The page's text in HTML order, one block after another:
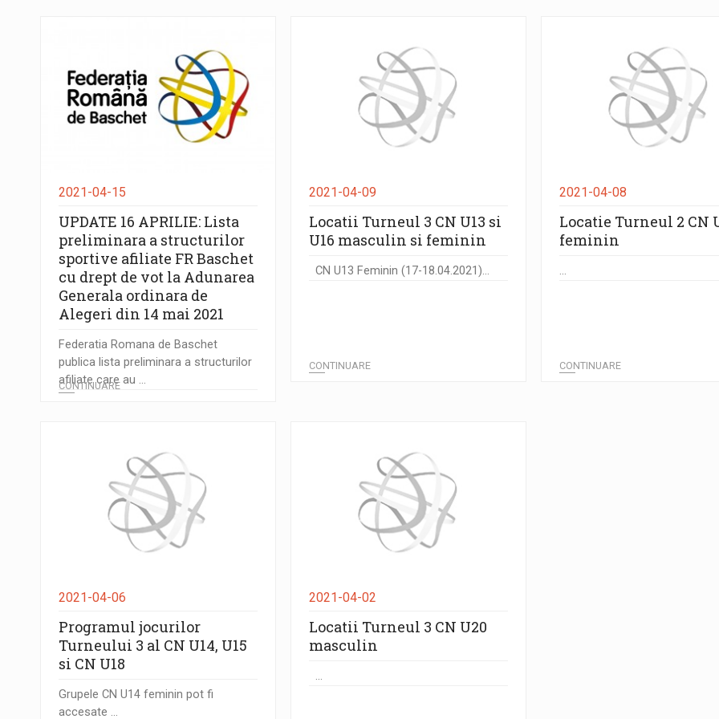
2021-04-15
UPDATE 16 APRILIE: Lista
preliminara a structurilor
sportive afiliate FR Baschet
cu drept de vot la Adunarea
Generala ordinara de
Alegeri din 14 mai 2021
Federatia Romana de Baschet
publica lista preliminara a structurilor
afiliate care au ...
CONTINUARE
2021-04-09
Locatii Turneul 3 CN U13 si
U16 masculin si feminin
CN U13 Feminin (17-18.04.2021)...
CONTINUARE
2021-04-08
Locatie Turneul 2 CN
feminin
...
CONTINUARE
2021-04-06
Programul jocurilor
Turneului 3 al CN U14, U15
si CN U18
Grupele CN U14 feminin pot fi
accesate ...
2021-04-02
Locatii Turneul 3 CN U20
masculin
...